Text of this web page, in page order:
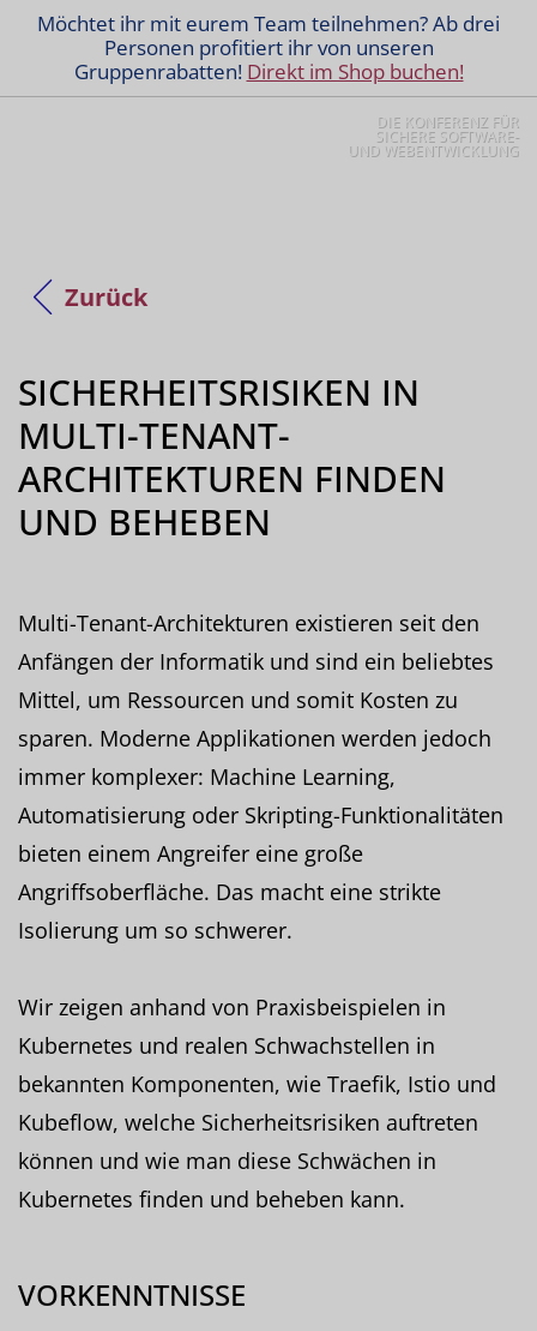
Möchtet ihr mit eurem Team teilnehmen? Ab drei
Personen profitiert ihr von unseren
Gruppenrabatten! Direkt im Shop buchen!
DIE KONFERENZ FÜR
SICHERE SOFTWARE-
UND WEBENTWICKLUNG
Zurück
SICHERHEITSRISIKEN IN
MULTI-TENANT-
ARCHITEKTUREN FINDEN
UND BEHEBEN
Multi-Tenant-Architekturen existieren seit den
Anfängen der Informatik und sind ein beliebtes
Mittel, um Ressourcen und somit Kosten zu
sparen. Moderne Applikationen werden jedoch
immer komplexer: Machine Learning,
Automatisierung oder Skripting-Funktionalitäten
bieten einem Angreifer eine große
Angriffsoberfläche. Das macht eine strikte
Isolierung um so schwerer.
Wir zeigen anhand von Praxisbeispielen in
Kubernetes und realen Schwachstellen in
bekannten Komponenten, wie Traefik, Istio und
Kubeflow, welche Sicherheitsrisiken auftreten
können und wie man diese Schwächen in
Kubernetes finden und beheben kann.
VORKENNTNISSE